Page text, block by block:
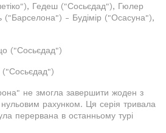
Гедеш ("Сосьєдад"), Гюлер
- Будімір ("Осасуна"),
("Сосьєдад")
("Сосьєдад")
не змогла завершити жоден з
нульовим рахунком. Ця серія тривала
перервана в останньому турі